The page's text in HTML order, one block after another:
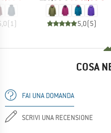
(1) 5,0(5)
COSA
FAI UNA DOMANDA
SCRIVI UNA RECENSIONE